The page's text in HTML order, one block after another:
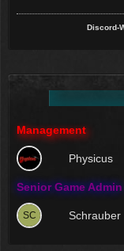
Discord-
Management
Physicus
Senior Game Admin
Schrauber